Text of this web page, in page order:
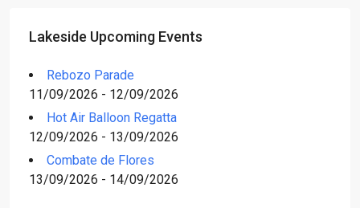
Lakeside Upcoming Events
Rebozo Parade
11/09/2026 - 12/09/2026
Hot Air Balloon Regatta
12/09/2026 - 13/09/2026
Combate de Flores
13/09/2026 - 14/09/2026